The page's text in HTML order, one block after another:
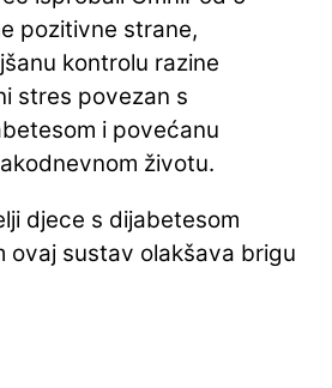
pozitivne strane,
kontrolu razine
stres povezan s
i povećanu
životu.
djece s dijabetesom
ovaj sustav olakšava brigu